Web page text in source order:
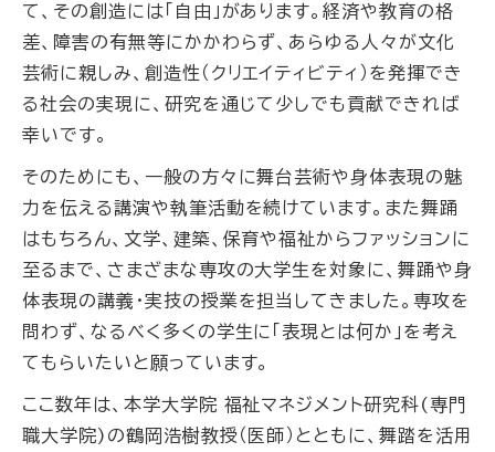
て、その創造には「自由」があります。経済や教育の格
差、障害の有無等にかかわらず、あらゆる人々が文化
芸術に親しみ、創造性（クリエイティビティ）を発揮でき
る社会の実現に、研究を通じて少しでも貢献できれば
幸いです。
そのためにも、一般の方々に舞台芸術や身体表現の魅
力を伝える講演や執筆活動を続けています。また舞踊
はもちろん、文学、建築、保育や福祉からファッションに
至るまで、さまざまな専攻の大学生を対象に、舞踊や身
体表現の講義・実技の授業を担当してきました。専攻を
問わず、なるべく多くの学生に「表現とは何か」を考え
てもらいたいと願っています。
ここ数年は、本学大学院 福祉マネジメント研究科(専門
職大学院)の鶴岡浩樹教授（医師）とともに、舞踏を活用